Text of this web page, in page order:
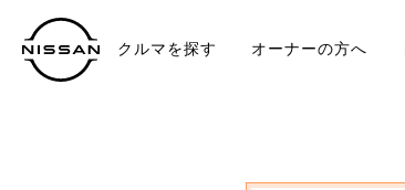
クルマを探す オーナーの方へ